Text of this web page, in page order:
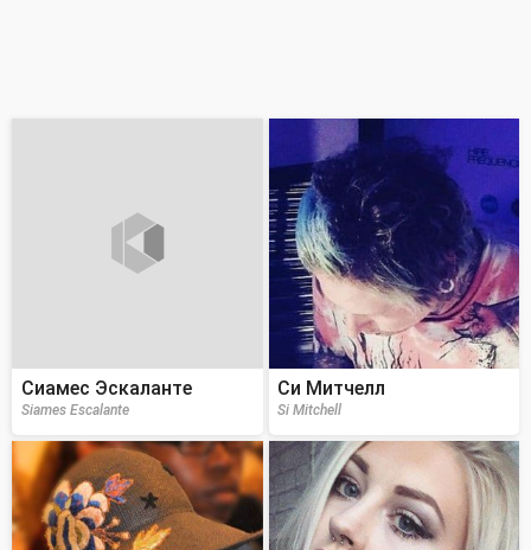
Сиамес Эскаланте
Siames Escalante
Си Митчелл
Si Mitchell